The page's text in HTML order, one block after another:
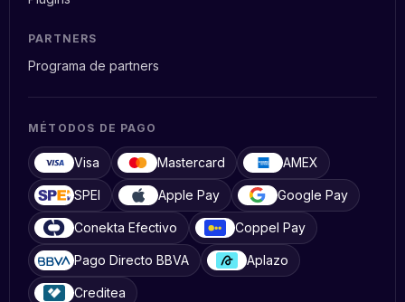
PARTNERS
Programa de partners
MÉTODOS DE PAGO
Visa Mastercard AMEX
SPEI Apple Pay Google Pay
Conekta Efectivo Coppel Pay
Pago Directo BBVA Aplazo
Creditea